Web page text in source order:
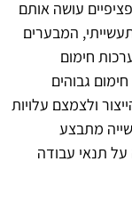
עושה אותם
המבערים
חימום
גבוהים
ולצמצם עלויות
מתבצע
על תנאי עבודה